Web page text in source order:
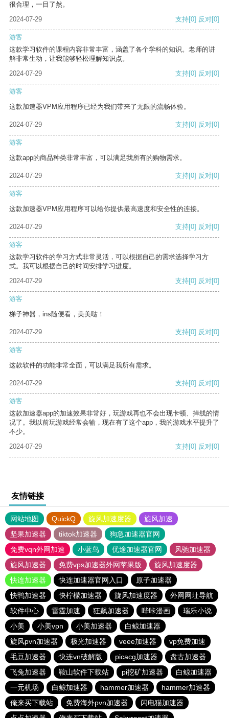
很合理，一目了然。
2024-07-29
支持[0] 反对[0]
游客
这款学习软件的课程内容非常丰富，涵盖了各个学科的知识。老师的讲
解非常生动，让我能够轻松理解知识点。
2024-07-29
支持[0] 反对[0]
游客
这款加速器VPM应用程序已经为我们带来了无限的流畅体验。
2024-07-29 支持[0] 反对[0]
游客
这款app的商品种类非常丰富，可以满足我所有的购物需求。
2024-07-29 支持[0] 反对[0]
游客
这款加速器VPM应用程序可以给你提供最高速度和安全性的连接。
2024-07-29 支持[0] 反对[0]
游客
这款学习软件的学习方式非常灵活，可以根据自己的需求选择学习方
式。我可以根据自己的时间安排学习进度。
2024-07-29
支持[0] 反对[0]
游客
梯子神器，ins随便看，美美哒！
2024-07-29 支持[0] 反对[0]
游客
这款软件的功能非常全面，可以满足我所有需求。
2024-07-29 支持[0] 反对[0]
游客
这款加速器app的加速效果非常好，玩游戏再也不会出现卡顿、掉线的情
况了。我以前玩游戏经常会输，现在有了这个app，我的游戏水平提升了
不少。
2024-07-29
支持[0] 反对[0]
友情链接
网站地图 QuickQ 旋风加速度器
旋风加速
坚果加速器
tiktok加速器
狗急加速器官网
免费vqn外网加速
小蓝鸟 优途加速器官网
风驰加速器
旋风加速器
免费vps加速器外网苹果版
旋风加速度器
快连加速器
快连加速器官网入口
原子加速器
快鸭加速器
快柠檬加速器 旋风加速度器
外网网址导航
软件中心
雷霆加速 狂飙加速器 哔咔漫画
瑞乐小说
小美
小美vpn 小美加速器
白鲸加速器
旋风pvn加速器
极光加速器 veee加速器
vp免费加速
毛豆加速器
快连vn破解版 picacg加速器
盘古加速器
飞兔加速器
鞍山软件下载站 pi挖矿加速器
白鲸加速器
一元机场
白鲸加速器 hammer加速器
hammer加速器
俺来买下载站
免费海外pvn加速器
闪电猫加速器